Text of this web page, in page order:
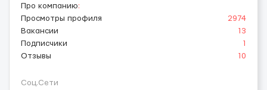
Про компанию:
Просмотры профиля
2974
Вакансии
13
Подписчики
1
Отзывы
10
Соц.Сети